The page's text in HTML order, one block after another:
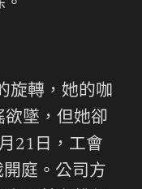
轉，她的咖
墜，但她卻
21日，工會
庭。公司方